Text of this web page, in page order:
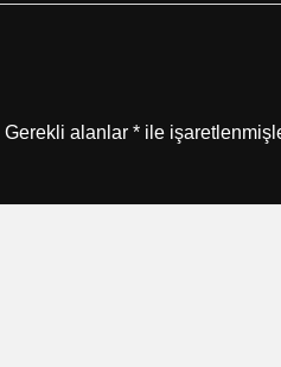
Gerekli alanlar * ile